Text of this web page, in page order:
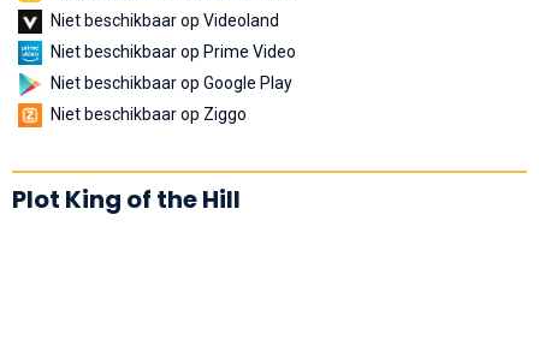
Niet beschikbaar op Videoland
Niet beschikbaar op Prime Video
Niet beschikbaar op Google Play
Niet beschikbaar op Ziggo
Plot King of the Hill